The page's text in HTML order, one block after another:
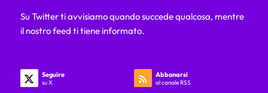
Su Twitter ti avvisiamo quando succede qualcosa, mentre
il nostro feed ti tiene informato.
Seguire
su X
Abbonarsi
al canale RSS